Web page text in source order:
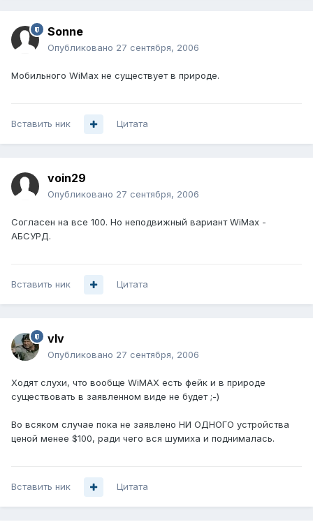
Sonne
Опубликовано 27 сентября, 2006
Мобильного WiMax не существует в природе.
Вставить ник Цитата
voin29
Опубликовано 27 сентября, 2006
Согласен на все 100. Но неподвижный вариант WiMax -
АБСУРД.
Вставить ник Цитата
vIv
Опубликовано 27 сентября, 2006
Ходят слухи, что вообще WiMAX есть фейк и в природе
существовать в заявленном виде не будет ;-)
Во всяком случае пока не заявлено НИ ОДНОГО устройства
ценой менее $100, ради чего вся шумиха и поднималась.
Вставить ник Цитата